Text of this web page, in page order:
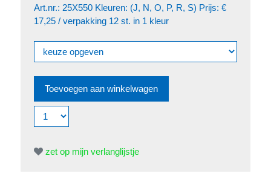
Art.nr.: 25X550 Kleuren: (J, N, O, P, R, S) Prijs: €
17,25 / verpakking 12 st. in 1 kleur
zet op mijn verlanglijstje